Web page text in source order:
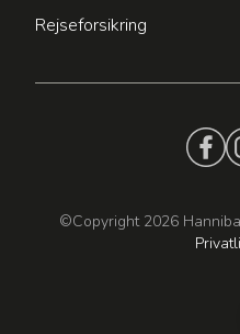
Rejseforsikring
©Copyright 2026